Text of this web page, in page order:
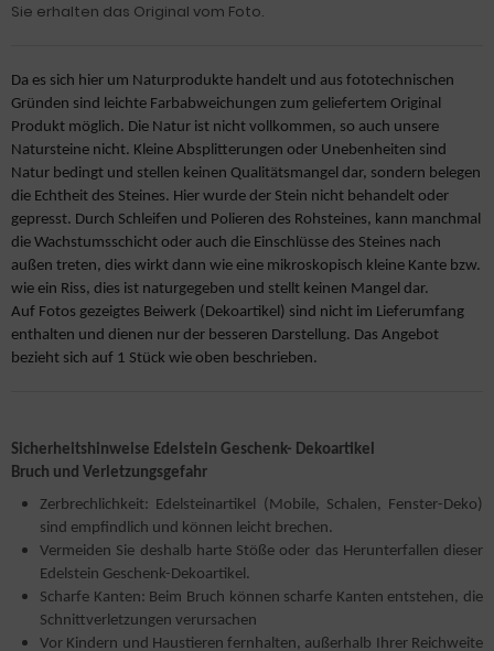
Sie erhalten das Original vom Foto.
Da es sich hier um Naturprodukte handelt und aus fototechnischen
Gründen sind leichte Farbabweichungen zum geliefertem Original
Produkt möglich. Die Natur ist nicht vollkommen, so auch unsere
Natursteine nicht. Kleine Absplitterungen oder Unebenheiten sind
Natur bedingt und stellen keinen Qualitätsmangel dar, sondern belegen
die Echtheit des Steines. Hier wurde der Stein nicht behandelt oder
gepresst. Durch Schleifen und Polieren des Rohsteines, kann manchmal
die Wachstumsschicht oder auch die Einschlüsse des Steines nach
außen treten, dies wirkt dann wie eine mikroskopisch kleine Kante bzw.
wie ein Riss, dies ist naturgegeben und stellt keinen Mangel dar.
Auf Fotos gezeigtes Beiwerk (Dekoartikel) sind nicht im Lieferumfang
enthalten und dienen nur der besseren Darstellung. Das Angebot
bezieht sich auf 1 Stück wie oben beschrieben.
Sicherheitshinweise Edelstein Geschenk- Dekoartikel
Bruch und Verletzungsgefahr
Zerbrechlichkeit: Edelsteinartikel (Mobile, Schalen, Fenster-Deko)
sind empfindlich und können leicht brechen.
Vermeiden Sie deshalb harte Stöße oder das Herunterfallen dieser
Edelstein Geschenk-Dekoartikel.
Scharfe Kanten: Beim Bruch können scharfe Kanten entstehen, die
Schnittverletzungen verursachen
Vor Kindern und Haustieren fernhalten, außerhalb Ihrer Reichweite